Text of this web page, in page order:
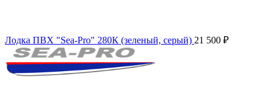
Лодка ПВХ "Sea-Pro" 280К (зеленый, серый) 21 500 ₽